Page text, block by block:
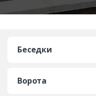
Беседки
Ворота